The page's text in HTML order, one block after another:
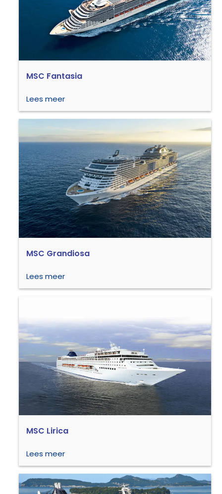
MSC Fantasia
Lees meer
MSC Grandiosa
Lees meer
MSC Lirica
Lees meer